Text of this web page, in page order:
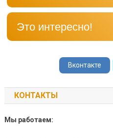
Это интересно!
Вконтакте
КОНТАКТЫ
Мы работаем: